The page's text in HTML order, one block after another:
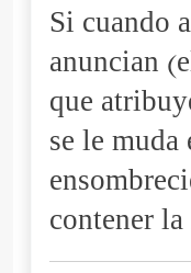
Si cuando
anuncian
que
se le
contener